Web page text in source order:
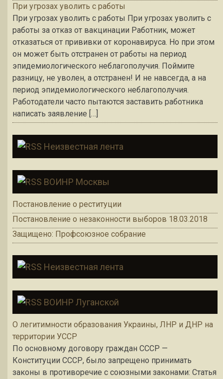
При угрозах уволить с работы
При угрозах уволить с работы При угрозах уволить с
работы за отказ от вакцинации Работник, может
отказаться от прививки от коронавируса. Но при этом
он может быть отстранен от работы на период
эпидемиологического неблагополучия. Поймите
разницу, не уволен, а отстранен! И не навсегда, а на
период эпидемиологического неблагополучия.
Работодатели часто пытаются заставить работника
написать заявление […]
Неизвестная лента
ВОИНР Москвы
Постановление о реституции
Постановление о незаконности выборов 18.03.2018
Защищено: Профсоюзное собрание
Неизвестная лента
ВОИНР Луганской
О легитимности образования Украины, ЛНР и ДНР на
территории УССР
По основному договору граждан СССР —
Конституции СССР, было запрещено принимать
законы в противоречие с союзными законами: Статья